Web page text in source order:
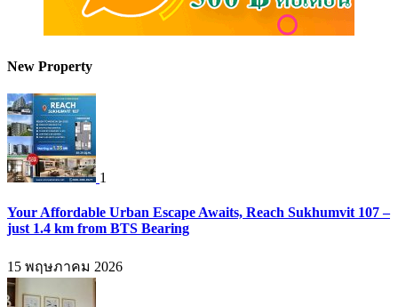
New Property
1
Your Affordable Urban Escape Awaits, Reach Sukhumvit 107 –
just 1.4 km from BTS Bearing
15 พฤษภาคม 2026